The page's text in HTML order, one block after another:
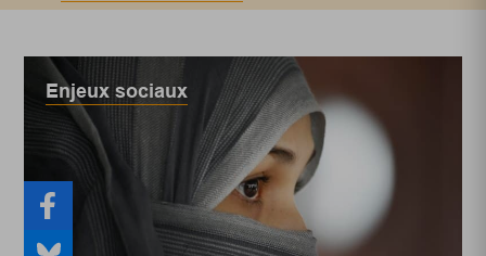
Enjeux sociaux